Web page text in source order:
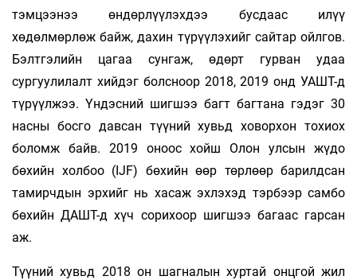
тэмцээнээ өндөрлүүлэхдээ бусдаас илүү
хөдөлмөрлөж байж, дахин түрүүлэхийг сайтар ойлгов.
Бэлтгэлийн цагаа сунгаж, өдөрт гурван удаа
сургуулилалт хийдэг болсноор 2018, 2019 онд УАШТ-д
түрүүлжээ. Үндэсний шигшээ багт багтана гэдэг 30
насны босго давсан түүний хувьд ховорхон тохиох
боломж байв. 2019 оноос хойш Олон улсын жүдо
бөхийн холбоо (IJF) бөхийн өөр төрлөөр барилдсан
тамирчдын эрхийг нь хасаж эхлэхэд тэрбээр самбо
бөхийн ДАШТ-д хүч сорихоор шигшээ багаас гарсан
аж.
Түүний хувьд 2018 он шагналын хуртай онцгой жил